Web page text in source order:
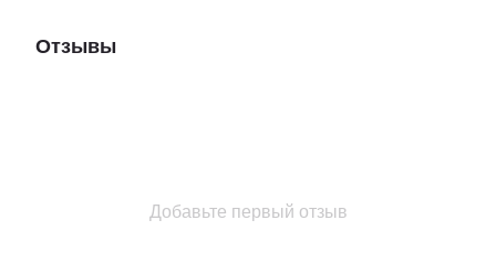
Отзывы
Добавьте первый отзыв